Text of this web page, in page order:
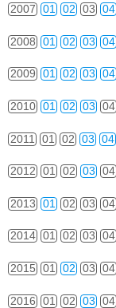
2007 01 02 03 04
2008 01 02 03 04
2009 01 02 03 04
2010 01 02 03 04
2011 01 02 03 04
2012 01 02 03 04
2013 01 02 03 04
2014 01 02 03 04
2015 01 02 03 04
2016 01 02 03 04